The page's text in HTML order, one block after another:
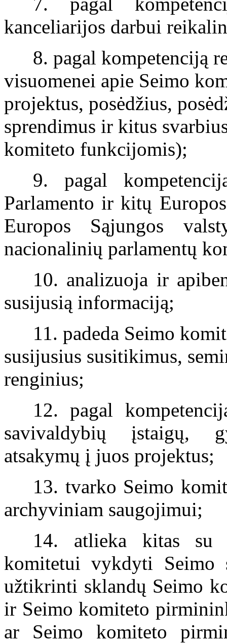
kanceliarijos darbui
8. pagal kompetenciją
visuomenei apie Seimo
projektus, posėdžius,
sprendimus ir kitus
komiteto funkcijomis);
9. pagal
Parlamento ir kitų
Europos Sąjungos
nacionalinių parlamentų
10. analizuoja ir
susijusią informaciją;
11. padeda Seimo
susijusius susitikimus,
renginius;
12. pagal
savivaldybių įstaigų,
atsakymų į juos projektus;
13. tvarko Seimo
archyviniam saugojimui;
14. atlieka kitas su
komitetui vykdyti Seimo
užtikrinti sklandų Seimo
ir Seimo komiteto
ar Seimo komiteto